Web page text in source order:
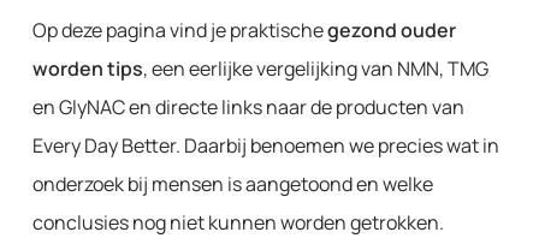
Op deze pagina vind je praktischegezond ouder
worden tips, een eerlijke vergelijking van NMN, TMG
en GlyNAC en directe links naar de producten van
Every Day Better. Daarbij benoemen we precies wat in
onderzoek bij mensen is aangetoond en welke
conclusies nog niet kunnen worden getrokken.